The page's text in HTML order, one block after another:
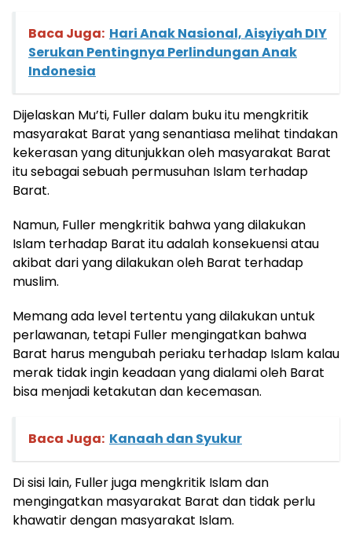
Baca Juga: Hari Anak Nasional, Aisyiyah DIY
Serukan Pentingnya Perlindungan Anak
Indonesia
Dijelaskan Mu’ti, Fuller dalam buku itu mengkritik
masyarakat Barat yang senantiasa melihat tindakan
kekerasan yang ditunjukkan oleh masyarakat Barat
itu sebagai sebuah permusuhan Islam terhadap
Barat.
Namun, Fuller mengkritik bahwa yang dilakukan
Islam terhadap Barat itu adalah konsekuensi atau
akibat dari yang dilakukan oleh Barat terhadap
muslim.
Memang ada level tertentu yang dilakukan untuk
perlawanan, tetapi Fuller mengingatkan bahwa
Barat harus mengubah periaku terhadap Islam kalau
merak tidak ingin keadaan yang dialami oleh Barat
bisa menjadi ketakutan dan kecemasan.
Baca Juga: Kanaah dan Syukur
Di sisi lain, Fuller juga mengkritik Islam dan
mengingatkan masyarakat Barat dan tidak perlu
khawatir dengan masyarakat Islam.